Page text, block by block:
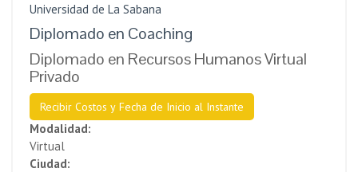
Universidad de La Sabana
Diplomado en Coaching
Diplomado en Recursos Humanos Virtual
Privado
Recibir Costos y Fecha de Inicio al Instante
Modalidad:
Virtual
Ciudad: